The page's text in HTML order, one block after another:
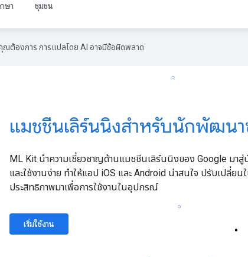
ษา ชุมชน
คุณต้องการ การแปลโดย AI อาจมีข้อผิดพลาด
แมชชีนเลิร์นนิงสำหรับนักพัฒน
ML Kit นำความเชี่ยวชาญด้านแมชชีนเลิร์นนิงของ Google
และใช้งานง่าย ทำให้แอป iOS และ Android น่าสนใจ ปรับเปลี่
ประสิทธิภาพมาเพื่อการใช้งานในอุปกรณ์
เริ่มใช้งาน